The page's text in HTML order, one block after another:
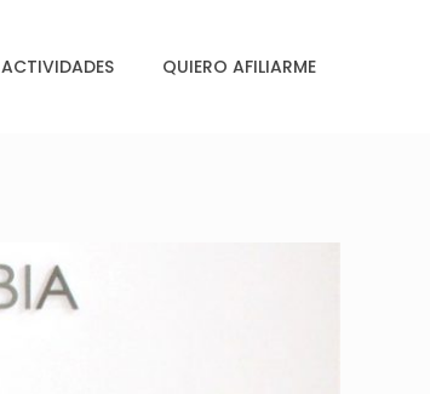
ACTIVIDADES QUIERO AFILIARME